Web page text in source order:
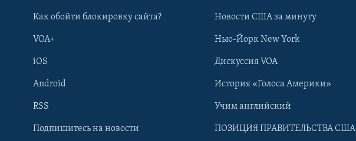
СОЦИАЛЬНЫЕ СЕТИ
Как обойти блокировку сайта?
VOA+
iOS
Android
RSS
Подпишитесь на новости
Новости США за минуту
Нью-Йорк New York
Дискуссия VOA
История «Голоса Америки»
Учим английский
ПОЗИЦИЯ ПРАВИТЕЛЬСТВА США